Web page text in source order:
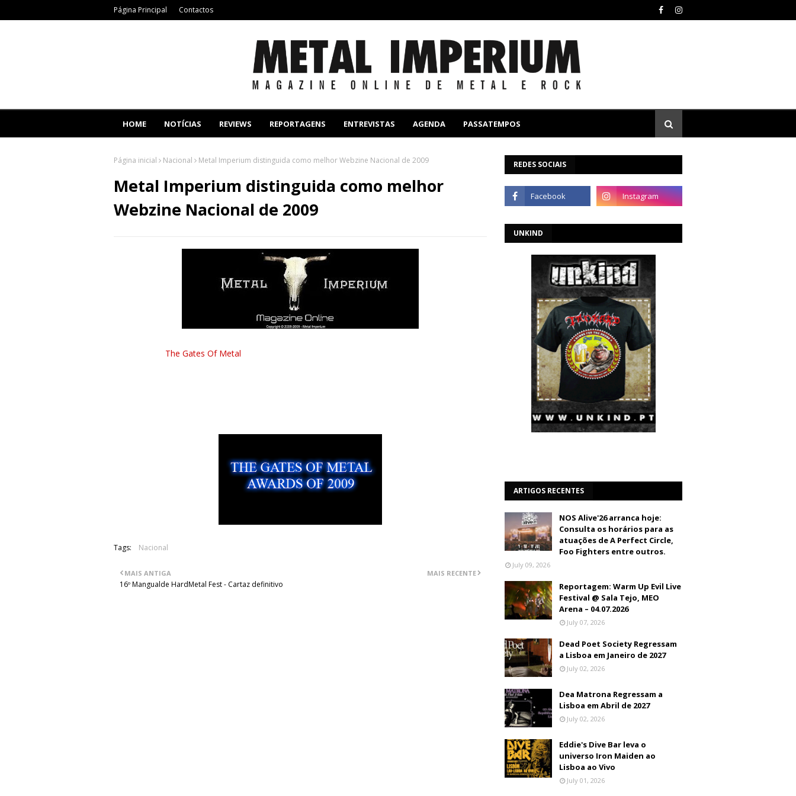
Página Principal Contactos
HOME NOTÍCIAS REVIEWS REPORTAGENS ENTREVISTAS AGENDA PASSATEMPOS
Página inicial Nacional Metal Imperium distinguida como melhor Webzine Nacional de 2009
Metal Imperium distinguida como melhor
Webzine Nacional de 2009
The Gates Of Metal
Tags: Nacional
MAIS RECENTE
MAIS ANTIGA
16º Mangualde HardMetal Fest - Cartaz definitivo
REDES SOCIAIS
UNKIND
ARTIGOS RECENTES
NOS Alive'26 arranca hoje:
Consulta os horários para as
atuações de A Perfect Circle,
Foo Fighters entre outros.
July 09, 2026
Reportagem: Warm Up Evil Live
Festival @ Sala Tejo, MEO
Arena – 04.07.2026
July 07, 2026
Dead Poet Society Regressam
a Lisboa em Janeiro de 2027
July 02, 2026
Dea Matrona Regressam a
Lisboa em Abril de 2027
July 02, 2026
Eddie's Dive Bar leva o
universo Iron Maiden ao
Lisboa ao Vivo
July 01, 2026